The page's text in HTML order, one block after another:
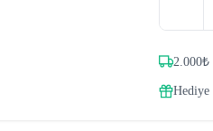
2.000₺
Hediye